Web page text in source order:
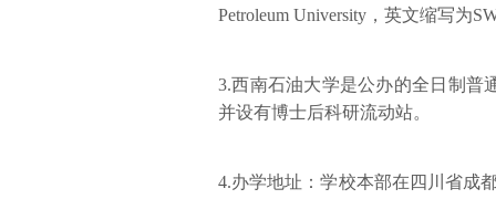
Petroleum University，英文缩写为
3.西南石油大学是公办的全日制普
并设有博士后科研流动站。
4.办学地址：学校本部在四川省成